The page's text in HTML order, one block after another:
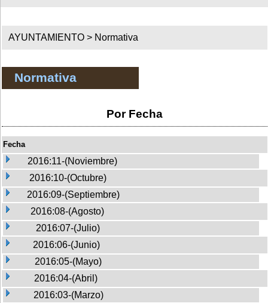
AYUNTAMIENTO > Normativa
Normativa
Por Fecha
Fecha
2016:11-(Noviembre)
2016:10-(Octubre)
2016:09-(Septiembre)
2016:08-(Agosto)
2016:07-(Julio)
2016:06-(Junio)
2016:05-(Mayo)
2016:04-(Abril)
2016:03-(Marzo)